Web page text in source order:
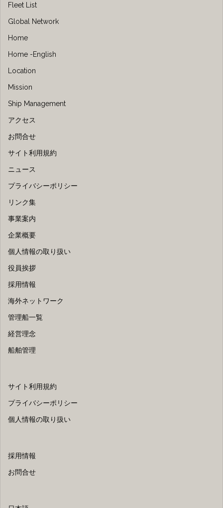
Fleet List
Global Network
Home
Home -English
Location
Mission
Ship Management
アクセス
お問合せ
サイト利用規約
ニュース
プライバシーポリシー
リンク集
事業案内
企業概要
個人情報の取り扱い
役員挨拶
採用情報
海外ネットワーク
管理船一覧
経営理念
船舶管理
サイト利用規約
プライバシーポリシー
個人情報の取り扱い
採用情報
お問合せ